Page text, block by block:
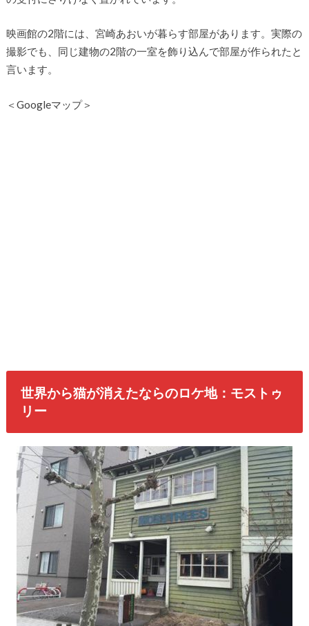
映画館の2階には、宮崎あおいが暮らす部屋があります。実際の
撮影でも、同じ建物の2階の一室を飾り込んで部屋が作られたと
言います。
＜Googleマップ＞
世界から猫が消えたならのロケ地：モストゥ
リー